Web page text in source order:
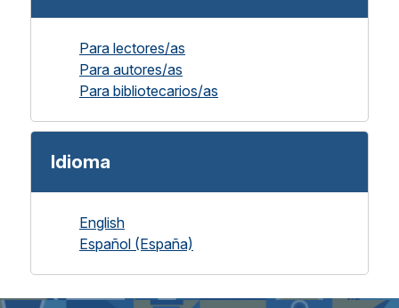
Para lectores/as
Para autores/as
Para bibliotecarios/as
Idioma
English
Español (España)